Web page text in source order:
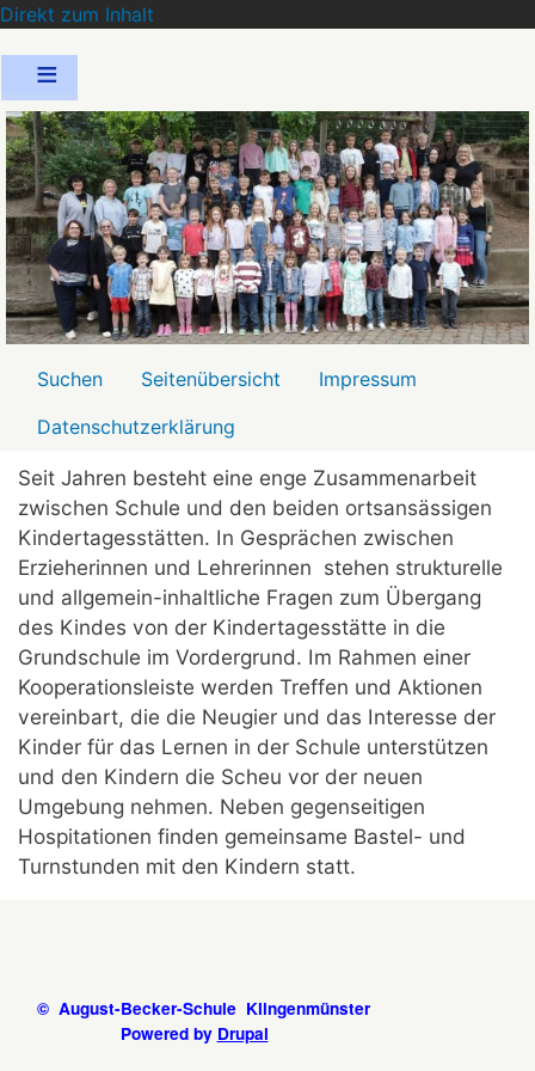
Direkt zum Inhalt
Menü2
Suchen Seitenübersicht
Impressum
Datenschutzerklärung
Seit Jahren besteht eine enge Zusammenarbeit
zwischen Schule und den beiden ortsansässigen
Kindertagesstätten. In Gesprächen zwischen
Erzieherinnen und Lehrerinnen stehen strukturelle
und allgemein-inhaltliche Fragen zum Übergang
des Kindes von der Kindertagesstätte in die
Grundschule im Vordergrund. Im Rahmen einer
Kooperationsleiste werden Treffen und Aktionen
vereinbart, die die Neugier und das Interesse der
Kinder für das Lernen in der Schule unterstützen
und den Kindern die Scheu vor der neuen
Umgebung nehmen. Neben gegenseitigen
Hospitationen finden gemeinsame Bastel- und
Turnstunden mit den Kindern statt.
© August-Becker-Schule Klingenmünster
Powered by Drupal